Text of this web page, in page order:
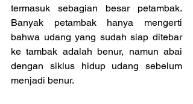
termasuk sebagian besar petambak.
Banyak petambak hanya mengerti
bahwa udang yang sudah siap ditebar
ke tambak adalah benur, namun abai
dengan siklus hidup udang sebelum
menjadi benur.